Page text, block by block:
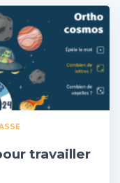
travailler